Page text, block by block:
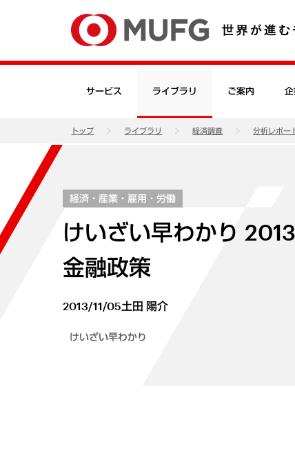
サービス ライブラリ ご案内
トップ ライブラリ 経済調査 分析レポー
経済・産業・雇用・労働
けいざい早わかり
金融政策
2013/11/05土田 陽介
けいざい早わかり